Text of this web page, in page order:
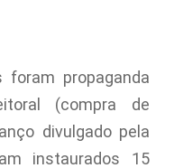
propaganda
(compra de
divulgado pela
instaurados 15